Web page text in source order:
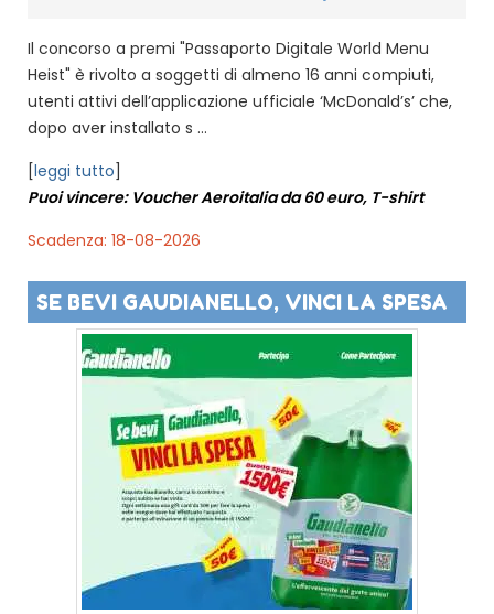
Il concorso a premi "Passaporto Digitale World Menu
Heist" è rivolto a soggetti di almeno 16 anni compiuti,
utenti attivi dell’applicazione ufficiale ‘McDonald’s’ che,
dopo aver installato s ...
[leggi tutto]
Puoi vincere: Voucher Aeroitalia da 60 euro, T-shirt
Scadenza: 18-08-2026
SE BEVI GAUDIANELLO, VINCI LA SPESA